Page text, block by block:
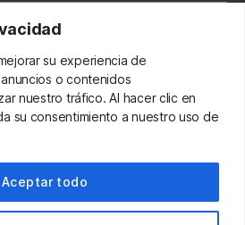
su experiencia de
o contenidos
nuestro tráfico. Al hacer clic en
su consentimiento a nuestro uso de
Aceptar todo
ENVIAR